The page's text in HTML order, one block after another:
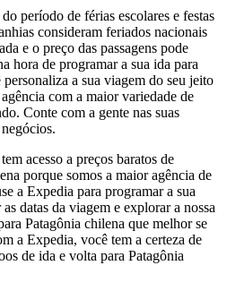
período de férias escolares e festas
consideram feriados nacionais
e o preço das passagens pode
hora de programar a sua ida para
a sua viagem do seu jeito
com a maior variedade de
Conte com a gente nas suas
acesso a preços baratos de
porque somos a maior agência de
a Expedia para programar a sua
datas da viagem e explorar a nossa
Patagônia chilena que melhor se
a Expedia, você tem a certeza de
de ida e volta para Patagônia